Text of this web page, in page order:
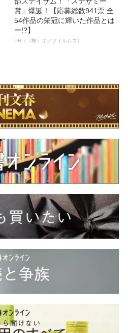
賞」爆誕！【応募総数941票 全
54作品の栄冠に輝いた作品とは
ー!?】
PR（（株）キノフィルムズ）